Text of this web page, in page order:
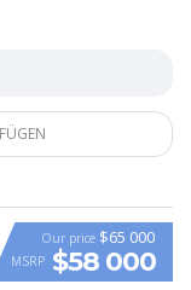
VIDEO
Our price $65 000
MSRP $58 000